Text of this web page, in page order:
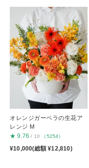
オレンジガーベラの生花ア
レンジ M
★ 9.76 / 10 （5254）
¥10,000(総額 ¥12,810)